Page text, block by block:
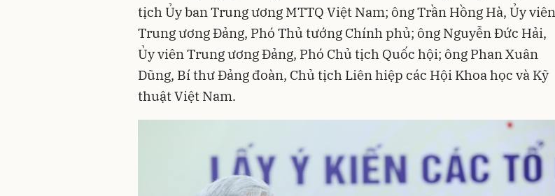
tịch Ủy ban Trung ương MTTQ Việt Nam; ông Trần Hồng Hà, Ủy viên
Trung ương Đảng, Phó Thủ tướng Chính phủ; ông Nguyễn Đức Hải,
Ủy viên Trung ương Đảng, Phó Chủ tịch Quốc hội; ông Phan Xuân
Dũng, Bí thư Đảng đoàn, Chủ tịch Liên hiệp các Hội Khoa học và Kỹ
thuật Việt Nam.